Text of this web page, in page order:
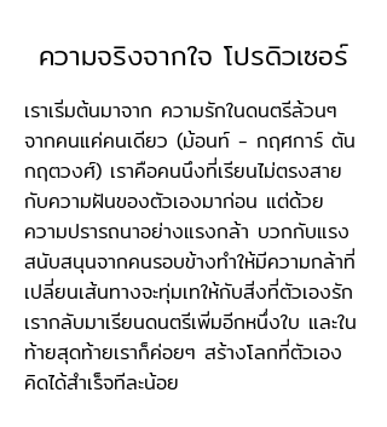
ความจริงจากใจ โปรดิวเซอร์
เราเริ่มต้นมาจาก ความรักในดนตรีล้วนๆ
จากคนแค่คนเดียว (ม้อนท์ - กฤศการ์ ตัน
กฤตวงศ์) เราคือคนนึงที่เรียนไม่ตรงสาย
กับความฝันของตัวเองมาก่อน แต่ด้วย
ความปรารถนาอย่างแรงกล้า บวกกับแรง
สนับสนุนจากคนรอบข้างทำให้มีความกล้าที่
เปลี่ยนเส้นทางจะทุ่มเทให้กับสิ่งที่ตัวเองรัก
เรากลับมาเรียนดนตรีเพิ่มอีกหนึ่งใบ และใน
ท้ายสุดท้ายเราก็ค่อยๆ สร้างโลกที่ตัวเอง
คิดได้สำเร็จทีละน้อย